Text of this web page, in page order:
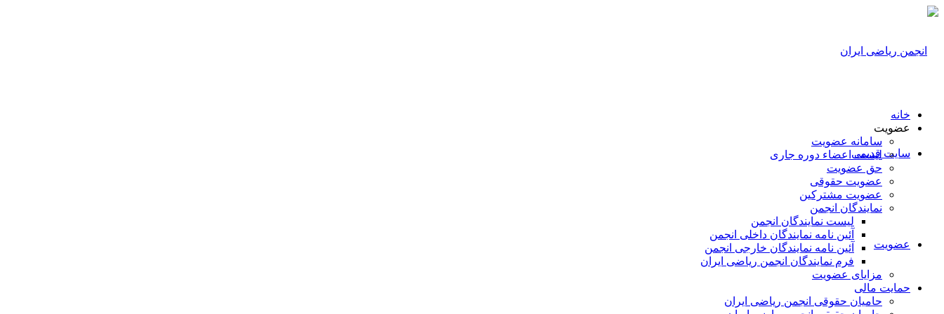
سایت قدیمی
عضویت
خانه
عضویت
سامانه عضویت
لیست اعضاء دوره جاری
حق عضویت
عضویت حقوقی
عضویت مشترکین
نمایندگان انجمن
لیست نمایندگان انجمن
آئین نامه نمایندگان داخلی انجمن
آئین نامه نمایندگان خارجی انجمن
فرم نمایندگان انجمن ریاضی ایران
مزایای عضویت
حمایت مالی
حامیان حقوقی انجمن ریاضی ایران